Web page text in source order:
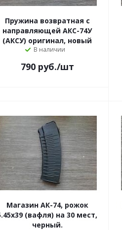
Пружина возвратная с
направляющей АКС-74У
(АКСУ) оригинал, новый
В наличии
790руб./шт
Магазин АК-74, рожок
(вафля) на 30 мест,
черный.